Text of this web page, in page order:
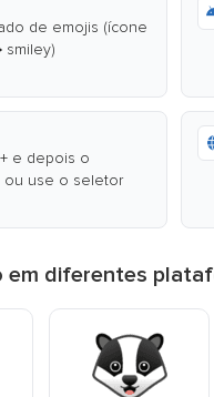
de emojis (ícone
smiley)
e depois o
ou use o seletor
em diferentes